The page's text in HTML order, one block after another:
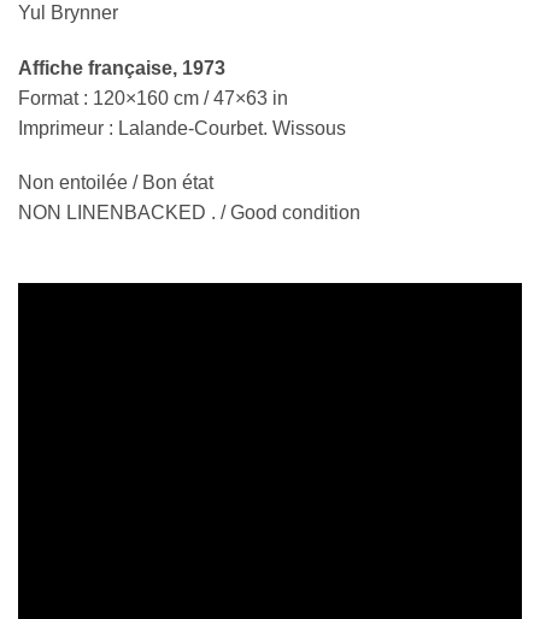
Yul Brynner
Affiche française, 1973
Format : 120×160 cm / 47×63 in
Imprimeur : Lalande-Courbet. Wissous
Non entoilée / Bon état
NON LINENBACKED . / Good condition